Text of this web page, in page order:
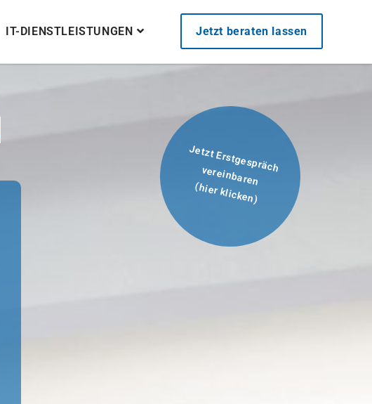
IT-DIENSTLEISTUNGEN Jetzt beraten lassen
Jetzt Erstgespräch
vereinbaren
(hier klicken)